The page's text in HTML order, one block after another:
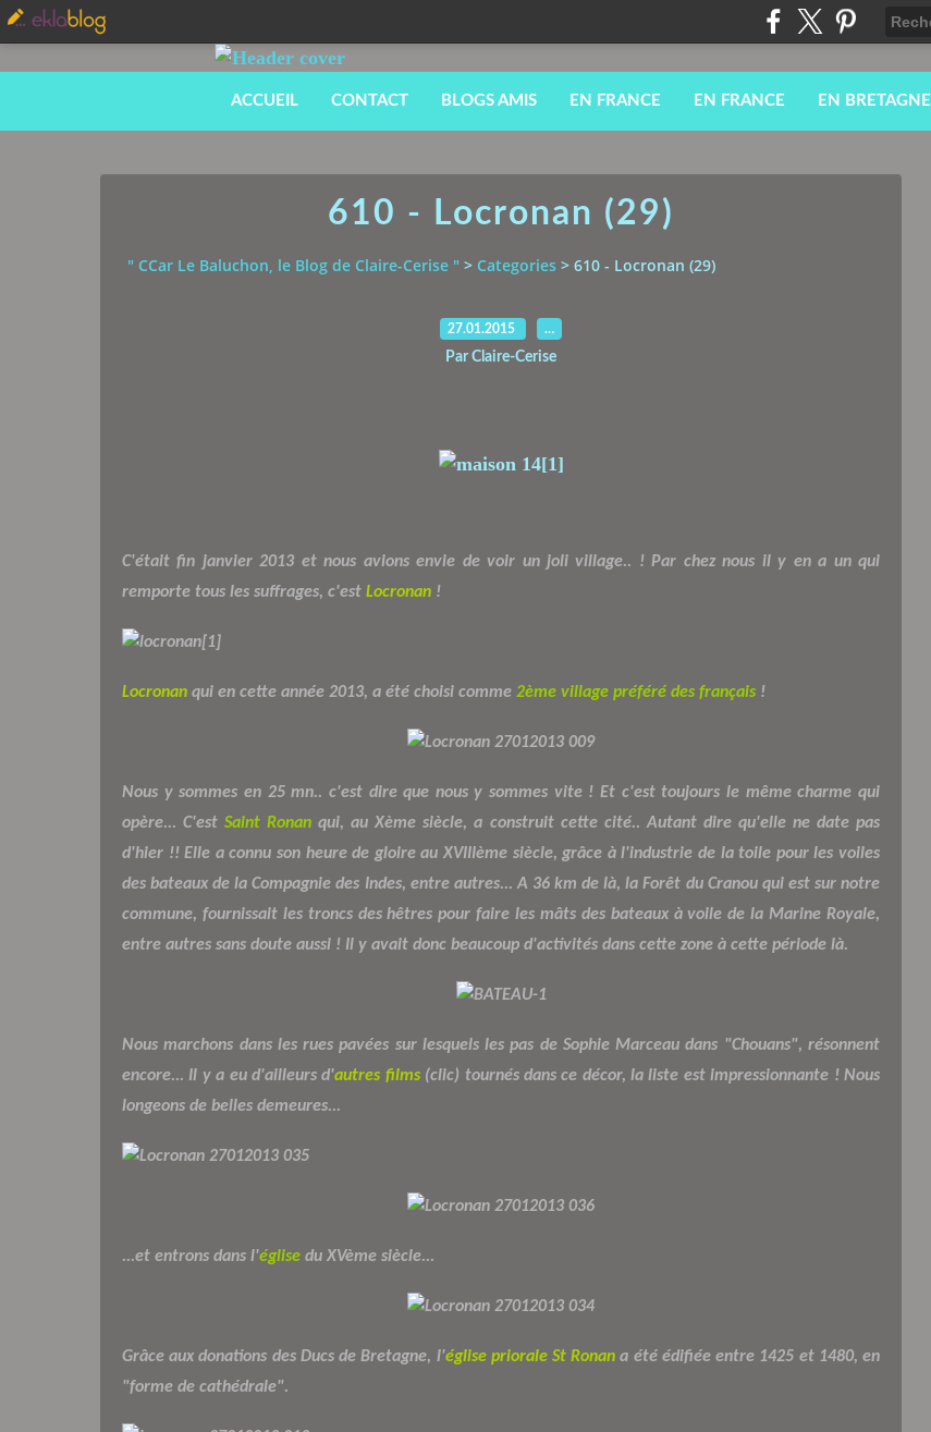
ACCUEIL CONTACT BLOGS AMIS EN FRANCE EN FRANCE EN BRETAGNE
610 - Locronan (29)
" CCar Le Baluchon, le Blog de Claire-Cerise " > Categories > 610 - Locronan (29)
27.01.2015 …
Par Claire-Cerise
C'était fin janvier 2013 et nous avions envie de voir un joli village.. ! Par chez nous il y en a un qui
remporte tous les suffrages, c'est Locronan !
Locronan qui en cette année 2013, a été choisi comme 2ème village préféré des français !
Nous y sommes en 25 mn.. c'est dire que nous y sommes vite ! Et c'est toujours le même charme qui
opère... C'estSaint Ronan qui, au Xème siècle, a construit cette cité.. Autant dire qu'elle ne date pas
d'hier !! Elle a connu son heure de gloire au XVIIIème siècle, grâce à l'industrie de la toile pour les voiles
des bateaux de la Compagnie des Indes, entre autres... A 36 km de là, la Forêt du Cranou qui est sur notre
commune, fournissait les troncs des hêtres pour faire les mâts des bateaux à voile de la Marine Royale,
entre autres sans doute aussi ! Il y avait donc beaucoup d'activités dans cette zone à cette période là.
Nous marchons dans les rues pavées sur lesquels les pas de Sophie Marceau dans "Chouans", résonnent
encore... Il y a eu d'ailleurs d'autres films(clic) tournés dans ce décor, la liste est impressionnante ! Nous
longeons de belles demeures...
...et entrons dans l'église du XVème siècle...
Grâce aux donations des Ducs de Bretagne, l'église priorale St Ronan a été édifiée entre 1425 et 1480, en
"forme de cathédrale".